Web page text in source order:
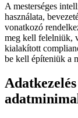
A mesterséges
használata,
vonatkozó
meg kell felelniük,
kialakított
be kell építeniük a